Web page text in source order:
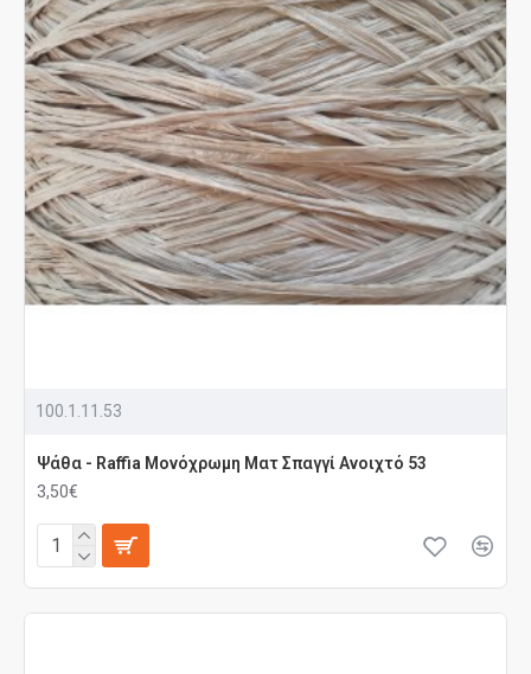
100.1.11.53
Ψάθα - Raffia Μονόχρωμη Ματ Σπαγγί Ανοιχτό 53
3,50€